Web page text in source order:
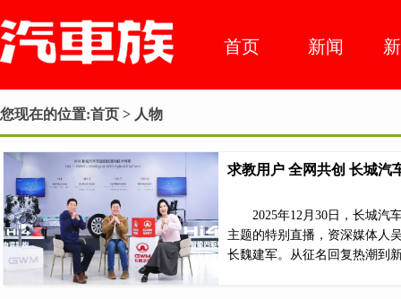
首页 新闻
态
您现在的位置:首页 > 人物
求教用户 全网共创 长城汽
2025年12月30日，长城汽
主题的特别直播，资深媒体人
长魏建军。从征名回复热潮